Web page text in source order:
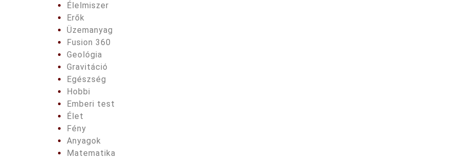
Élelmiszer
Erők
Üzemanyag
Fusion 360
Geológia
Gravitáció
Egészség
Hobbi
Emberi test
Élet
Fény
Anyagok
Matematika